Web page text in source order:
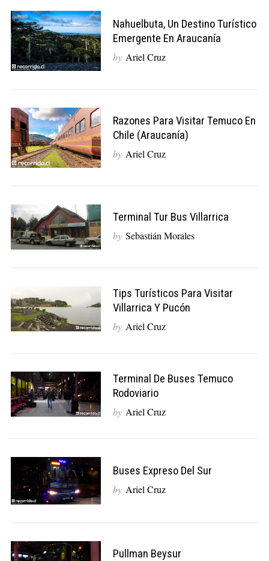
Nahuelbuta, Un Destino Turístico
Emergente En Araucanía
by Ariel Cruz
Razones Para Visitar Temuco En
Chile (Araucanía)
by Ariel Cruz
Terminal Tur Bus Villarrica
by Sebastián Morales
Tips Turísticos Para Visitar
Villarrica Y Pucón
by Ariel Cruz
Terminal De Buses Temuco
Rodoviario
by Ariel Cruz
Buses Expreso Del Sur
by Ariel Cruz
Pullman Beysur